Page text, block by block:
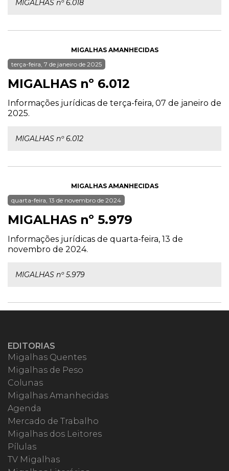
MIGALHAS nº 6.018
MIGALHAS AMANHECIDAS
terça-feira, 7 de janeiro de 2025
MIGALHAS nº 6.012
Informações jurídicas de terça-feira, 07 de janeiro de
2025.
MIGALHAS nº 6.012
MIGALHAS AMANHECIDAS
quarta-feira, 13 de novembro de 2024
MIGALHAS nº 5.979
Informações jurídicas de quarta-feira, 13 de
novembro de 2024.
MIGALHAS nº 5.979
EDITORIAS
Migalhas Quentes
Migalhas de Peso
Colunas
Migalhas Amanhecidas
Agenda
Mercado de Trabalho
Migalhas dos Leitores
Pílulas
TV Migalhas